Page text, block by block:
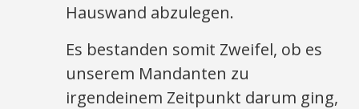
Hauswand abzulegen.
Es bestanden somit Zweifel, ob es
unserem Mandanten zu
irgendeinem Zeitpunkt darum ging,